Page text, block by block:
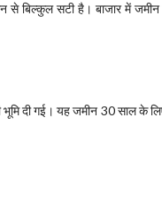
से बिल्कुल सटी है। बाजार में
दी गई। यह जमीन 30 साल के